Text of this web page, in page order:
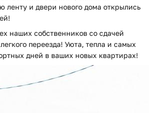
ленту и двери нового дома открылись
наших собственников со сдачей
переезда! Уюта, тепла и самых
дней в ваших новых квартирах!